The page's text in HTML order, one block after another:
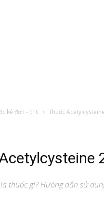
kê đơn - ETC Thuốc
là thuốc gì? Hướng dẫn sử